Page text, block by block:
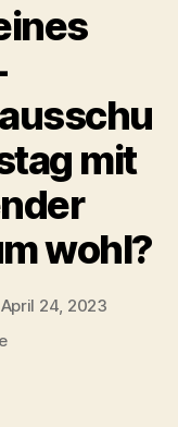
mit
wohl?
April 24, 2023
zu